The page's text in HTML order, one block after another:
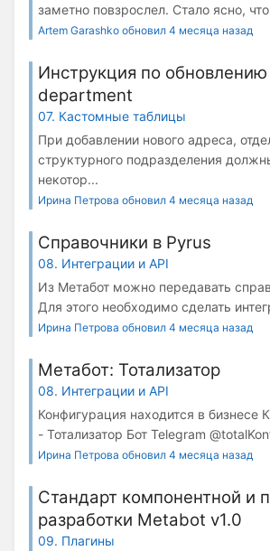
заметно повзрослел. Стало ясно,
Artem Garashko обновил 4 месяца назад
Инструкция по
department
07. Кастомные таблицы
При добавлении нового адреса,
структурного подразделения
некотор...
Ирина Петрова обновил 4 месяца назад
Справочники в Pyrus
08. Интеграции и API
Из Метабот можно передавать
Для этого необходимо сделать
Ирина Петрова обновил 4 месяца назад
Метабот: Тотализатор
08. Интеграции и API
Конфигурация находится в
- Тотализатор Бот Telegram
Ирина Петрова обновил 4 месяца назад
Стандарт компонентной и
разработки Metabot v1.0
09. Плагины